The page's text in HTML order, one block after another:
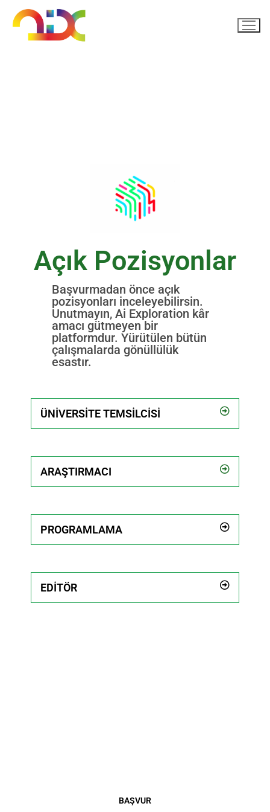
Açık Pozisyonlar
Başvurmadan önce açık
pozisyonları inceleyebilirsin.
Unutmayın, Ai Exploration kâr
amacı gütmeyen bir
platformdur. Yürütülen bütün
çalışmalarda gönüllülük
esastır.
ÜNIVERSITE TEMSILCISI
ARAŞTIRMACI
PROGRAMLAMA
EDITÖR
BAŞVUR